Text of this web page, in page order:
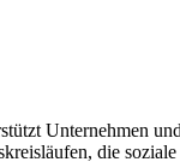
Unternehmen
die